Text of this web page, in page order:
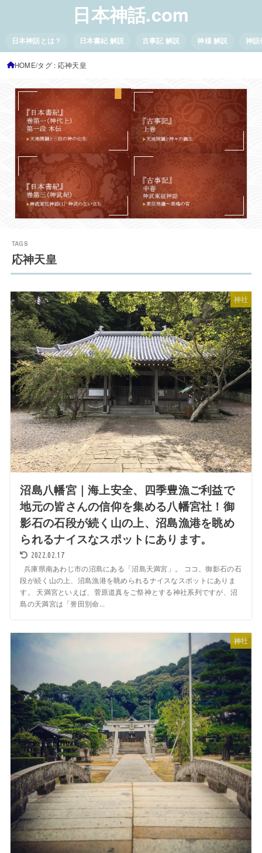
日本神話.com
日本神話とは？ 日本書紀 解説 古事記 解説 神様 解説 神話
HOME タグ : 応神天皇
応神天皇
神社
沼島八幡宮｜海上安全、四季豊漁ご利益で
地元の皆さんの信仰を集める八幡宮社！御
影石の石段が続く山の上、沼島漁港を眺め
られるナイスなスポットにあります。
2022.02.17
兵庫県南あわじ市の沼島にある「沼島天満宮」。 ココ、御影石の石
段が続く山の上、沼島漁港を眺められるナイスなスポットにありま
す。 天満宮といえば、菅原道真をご祭神とする神社系列ですが、沼
島の天満宮は「誉田別命...
神社